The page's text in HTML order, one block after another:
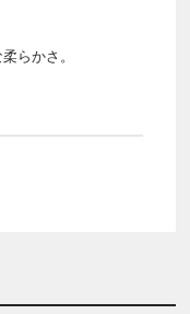
らかさ。